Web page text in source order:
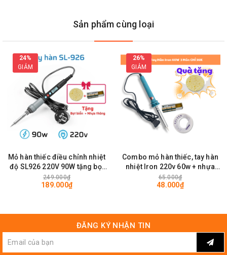
Mũi Hàn 500 Loại 8C
Sản phẩm cùng loại
24%
GIẢM
Mỏ hàn thiếc điều chỉnh nhiệt
độ SL926 220V 90W tặng bọt
biển, nhựa thông hàn linh kiện
điện tử
249.000₫
189.000₫
26%
GIẢM
Combo mỏ hàn thiếc, tay hàn
nhiệt Iron 220v 60w + nhựa
thông + thiếc Solder (tặng
kèm bọt biển) hàn linh kiện
65.000₫
48.000₫
ĐĂNG KÝ NHẬN TIN